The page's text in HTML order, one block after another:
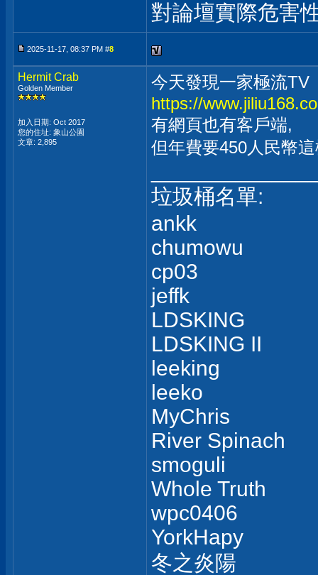
對論壇實際危害
2025-11-17, 08:37 PM #8
Hermit Crab
Golden Member
加入日期: Oct 2017
您的住址: 象山公園
文章: 2,895
今天發現一家極流TV
https://
有網頁也有客戶端,
但年費要450人民幣
垃圾桶名單:
ankk
chumowu
cp03
jeffk
LDSKING
LDSKING II
leeking
leeko
MyChris
River Spinach
smoguli
Whole Truth
wpc0406
YorkHapy
冬之炎陽